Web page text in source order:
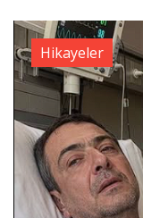
Hikayeler